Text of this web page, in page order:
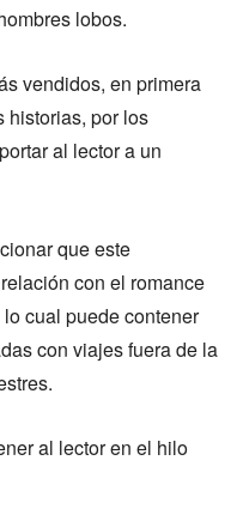
lobos.
vendidos, en primera
historias, por los
al lector a un
que este
con el romance
cual puede contener
con viajes fuera de la
al lector en el hilo